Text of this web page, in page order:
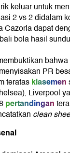
keluar untuk
2 vs 2 didalam
Cazorla dapat
bola hasil
PR
teratasklasemen
Liverpool
pertandingan
clean